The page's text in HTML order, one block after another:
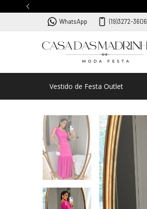
WhatsApp (19)3272-3606
Vestido de Festa Outlet